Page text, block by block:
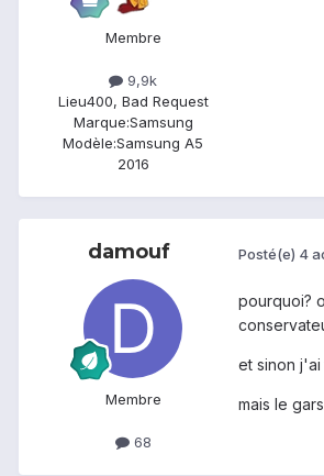
Membre
9,9k
Lieu400, Bad Request
Marque:Samsung
Modèle:Samsung A5
2016
damouf
Membre
68
Posté(e) 4
pourquoi?
et sinon
mais le